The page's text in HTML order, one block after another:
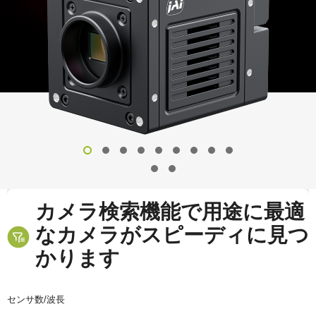
カメラ検索機能で用途に最適
なカメラがスピーディに見つ
かります
センサ数/波長